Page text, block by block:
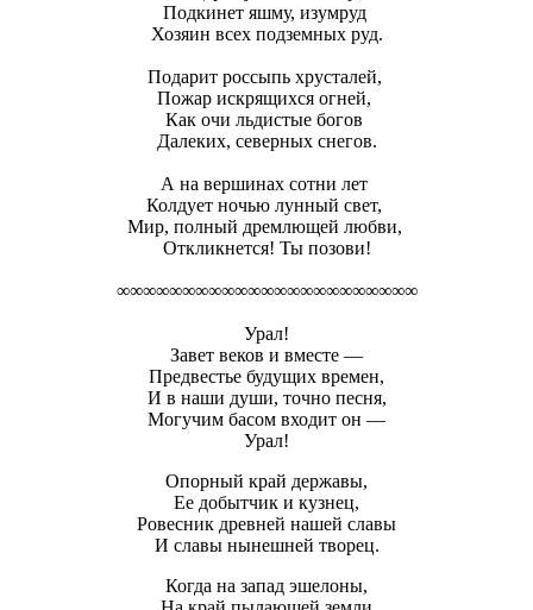
Подкинет яшму, изумруд
Хозяин всех подземных руд.
Подарит россыпь хрусталей,
Пожар искрящихся огней,
Как очи льдистые богов
Далеких, северных снегов.
А на вершинах сотни лет
Колдует ночью лунный свет,
Мир, полный дремлющей любви,
Откликнется! Ты позови!
∞∞∞∞∞∞∞∞∞∞∞∞∞∞∞∞∞∞∞∞∞∞∞
Урал!
Завет веков и вместе —
Предвестье будущих времен,
И в наши души, точно песня,
Могучим басом входит он —
Урал!
Опорный край державы,
Ее добытчик и кузнец,
Ровесник древней нашей славы
И славы нынешней творец.
Когда на запад эшелоны,